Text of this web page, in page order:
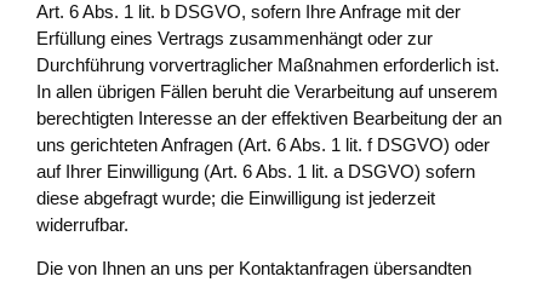
Art. 6 Abs. 1 lit. b DSGVO, sofern Ihre Anfrage mit der
Erfüllung eines Vertrags zusammenhängt oder zur
Durchführung vorvertraglicher Maßnahmen erforderlich ist.
In allen übrigen Fällen beruht die Verarbeitung auf unserem
berechtigten Interesse an der effektiven Bearbeitung der an
uns gerichteten Anfragen (Art. 6 Abs. 1 lit. f DSGVO) oder
auf Ihrer Einwilligung (Art. 6 Abs. 1 lit. a DSGVO) sofern
diese abgefragt wurde; die Einwilligung ist jederzeit
widerrufbar.
Die von Ihnen an uns per Kontaktanfragen übersandten